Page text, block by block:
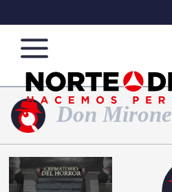
Norte
de
Ciudad
Juárez
Más
que
noticias,
hacemos periodismo
Don Mirone